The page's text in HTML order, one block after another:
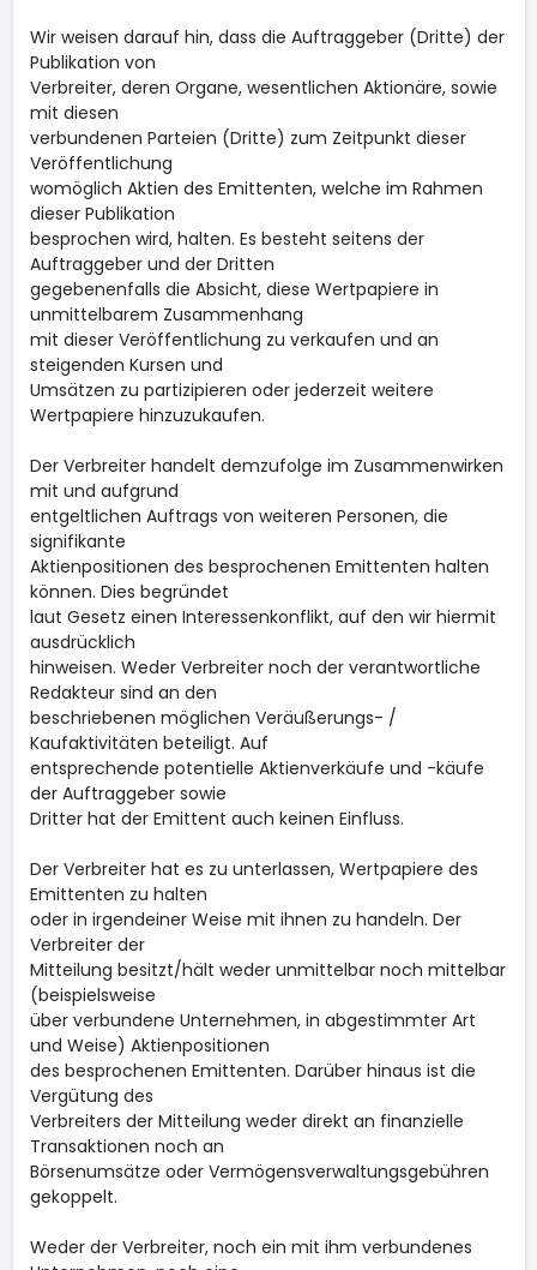
Wir weisen darauf hin, dass die Auftraggeber (Dritte) der
Publikation von
Verbreiter, deren Organe, wesentlichen Aktionäre, sowie
mit diesen
verbundenen Parteien (Dritte) zum Zeitpunkt dieser
Veröffentlichung
womöglich Aktien des Emittenten, welche im Rahmen
dieser Publikation
besprochen wird, halten. Es besteht seitens der
Auftraggeber und der Dritten
gegebenenfalls die Absicht, diese Wertpapiere in
unmittelbarem Zusammenhang
mit dieser Veröffentlichung zu verkaufen und an
steigenden Kursen und
Umsätzen zu partizipieren oder jederzeit weitere
Wertpapiere hinzuzukaufen.
Der Verbreiter handelt demzufolge im Zusammenwirken
mit und aufgrund
entgeltlichen Auftrags von weiteren Personen, die
signifikante
Aktienpositionen des besprochenen Emittenten halten
können. Dies begründet
laut Gesetz einen Interessenkonflikt, auf den wir hiermit
ausdrücklich
hinweisen. Weder Verbreiter noch der verantwortliche
Redakteur sind an den
beschriebenen möglichen Veräußerungs- /
Kaufaktivitäten beteiligt. Auf
entsprechende potentielle Aktienverkäufe und -käufe
der Auftraggeber sowie
Dritter hat der Emittent auch keinen Einfluss.
Der Verbreiter hat es zu unterlassen, Wertpapiere des
Emittenten zu halten
oder in irgendeiner Weise mit ihnen zu handeln. Der
Verbreiter der
Mitteilung besitzt/hält weder unmittelbar noch mittelbar
(beispielsweise
über verbundene Unternehmen, in abgestimmter Art
und Weise) Aktienpositionen
des besprochenen Emittenten. Darüber hinaus ist die
Vergütung des
Verbreiters der Mitteilung weder direkt an finanzielle
Transaktionen noch an
Börsenumsätze oder Vermögensverwaltungsgebühren
gekoppelt.
Weder der Verbreiter, noch ein mit ihm verbundenes